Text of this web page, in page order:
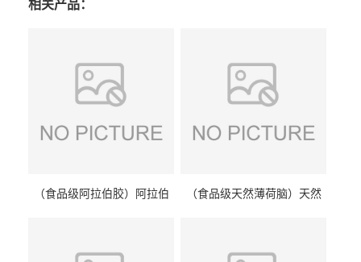
相关产品：
（食品级阿拉伯胶）阿拉伯
（食品级天然薄荷脑）天然